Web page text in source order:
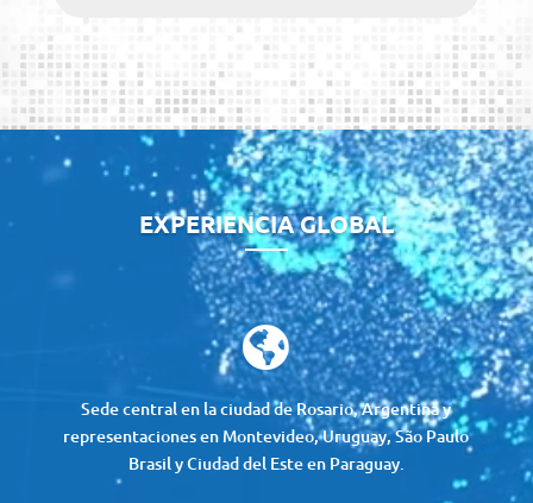
Reproductor
EXPERIENCIA GLOBAL

Sede central en la ciudad de Rosario, Argentina y
representaciones en Montevideo, Uruguay, São Paulo
Brasil y Ciudad del Este en Paraguay.